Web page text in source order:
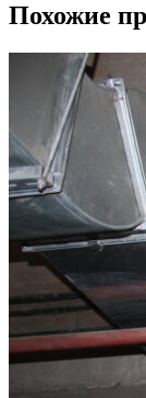
Похожие